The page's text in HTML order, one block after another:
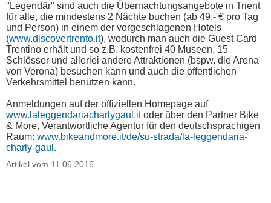
"Legendär" sind auch die Übernachtungsangebote in Trient
für alle, die mindestens 2 Nächte buchen (ab 49.- € pro Tag
und Person) in einem der vorgeschlagenen Hotels
(www.discovertrento.it), wodurch man auch die Guest Card
Trentino erhält und so z.B. kostenfrei 40 Museen, 15
Schlösser und allerlei andere Attraktionen (bspw. die Arena
von Verona) besuchen kann und auch die öffentlichen
Verkehrsmittel benützen kann.
Anmeldungen auf der offiziellen Homepage auf
www.laleggendariacharlygaul.itoder über den Partner Bike
& More, Verantwortliche Agentur für den deutschsprachigen
Raum: www.bikeandmore.it/de/su-strada/la-leggendaria-
charly-gaul .
Artikel vom 11.06.2016